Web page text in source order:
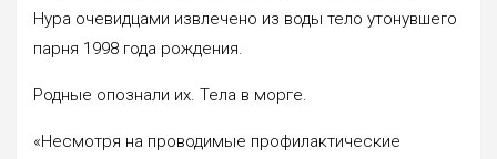
Нура очевидцами извлечено из воды тело утонувшего
парня 1998 года рождения.
Родные опознали их. Тела в морге.
«Несмотря на проводимые профилактические